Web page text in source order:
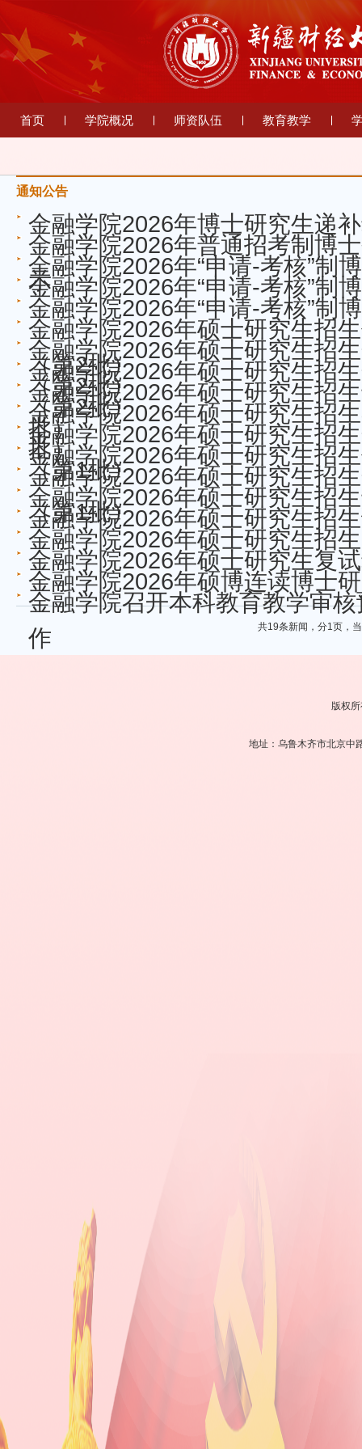
首页 学院概况 师资队伍 教育教学
通知公告
金融学院2026年博士研究生递
金融学院2026年普通招考制博
示
金融学院2026年“申请-考核”制
金融学院2026年“申请-考核”制
金融学院2026年“申请-考核”制
金融学院2026年硕士研究生招
（第2批）
金融学院2026年硕士研究生招
（第2批）
金融学院2026年硕士研究生招
（第2批）
金融学院2026年硕士研究生招
批）
金融学院2026年硕士研究生招
批）
金融学院2026年硕士研究生招
（第1批）
金融学院2026年硕士研究生招
金融学院2026年硕士研究生招
（第1批）
金融学院2026年硕士研究生招
金融学院2026年硕士研究生招
金融学院2026年硕士研究生招
金融学院2026年硕士研究生复
金融学院2026年硕博连读博士
金融学院召开本科教育教学审
作
共19条新闻，分1页，
版权
地址：乌鲁木齐市北京中